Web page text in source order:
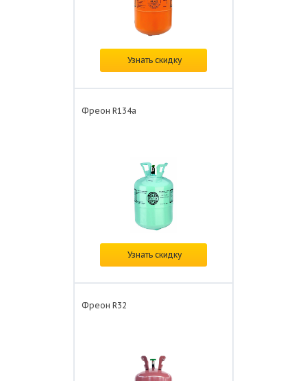
Цена: от4 700 ₽/шт.
Узнать скидку
Фреон R134а
Цена: от5 700 ₽/шт.
Узнать скидку
Фреон R32